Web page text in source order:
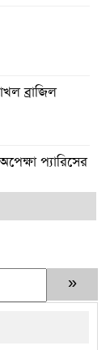
ব্রাজিল
প্যারিসের